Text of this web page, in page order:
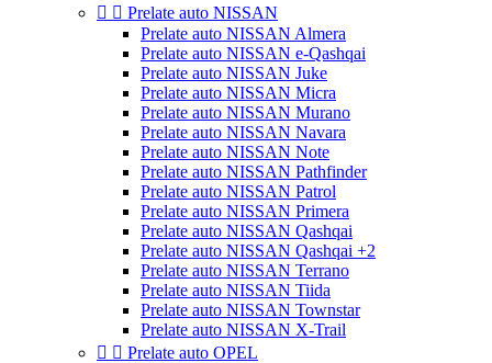
  Prelate auto NISSAN
Prelate auto NISSAN Almera
Prelate auto NISSAN e-Qashqai
Prelate auto NISSAN Juke
Prelate auto NISSAN Micra
Prelate auto NISSAN Murano
Prelate auto NISSAN Navara
Prelate auto NISSAN Note
Prelate auto NISSAN Pathfinder
Prelate auto NISSAN Patrol
Prelate auto NISSAN Primera
Prelate auto NISSAN Qashqai
Prelate auto NISSAN Qashqai +2
Prelate auto NISSAN Terrano
Prelate auto NISSAN Tiida
Prelate auto NISSAN Townstar
Prelate auto NISSAN X-Trail
  Prelate auto OPEL